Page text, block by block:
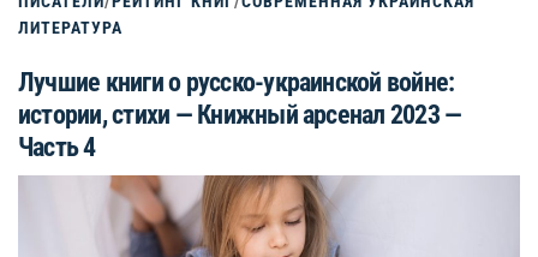
ЛИТЕРАТУРА
Лучшие книги о русско-украинской войне:
истории, стихи — Книжный арсенал 2023 —
Часть 4